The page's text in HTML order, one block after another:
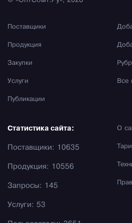
Поставщики
Продукция
Закупки
Услуги
Публикации
Все
О
Статистика сайта:
Поставщики: 10635
Продукция: 10556
Запросы: 145
Услуги: 53